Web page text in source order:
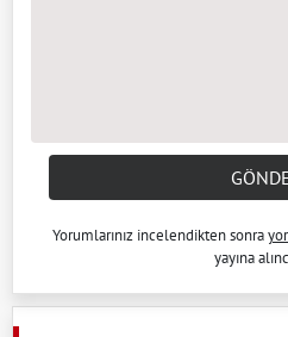
Yorumlarınız incelendikten sonra
yayına